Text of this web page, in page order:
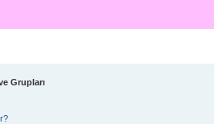
Grupları